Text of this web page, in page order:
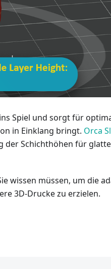
Spiel und sorgt für
in Einklang bringt. Orca
der Schichthöhen für
wissen müssen, um die
3D-Drucke zu erzielen.